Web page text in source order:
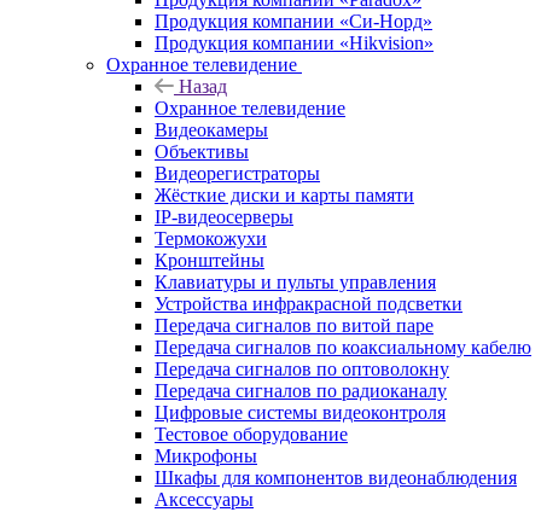
Продукция компании «Си-Норд»
Продукция компании «Hikvision»
Охранное телевидение
Назад
Охранное телевидение
Видеокамеры
Объективы
Видеорегистраторы
Жёсткие диски и карты памяти
IP-видеосерверы
Термокожухи
Кронштейны
Клавиатуры и пульты управления
Устройства инфракрасной подсветки
Передача сигналов по витой паре
Передача сигналов по коаксиальному кабелю
Передача сигналов по оптоволокну
Передача сигналов по радиоканалу
Цифровые системы видеоконтроля
Тестовое оборудование
Микрофоны
Шкафы для компонентов видеонаблюдения
Аксессуары